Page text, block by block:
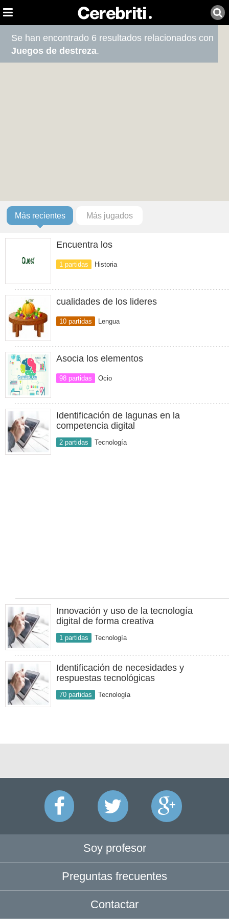
Se han encontrado 6 resultados relacionados con
Juegos de destreza.
Más recientes Más jugados
Encuentra los
1 partidas Historia
cualidades de los lideres
10 partidas Lengua
Asocia los elementos
98 partidas Ocio
Identificación de lagunas en la
competencia digital
2 partidas Tecnología
Innovación y uso de la tecnología
digital de forma creativa
1 partidas Tecnología
Identificación de necesidades y
respuestas tecnológicas
70 partidas Tecnología
Soy profesor
Preguntas frecuentes
Contactar